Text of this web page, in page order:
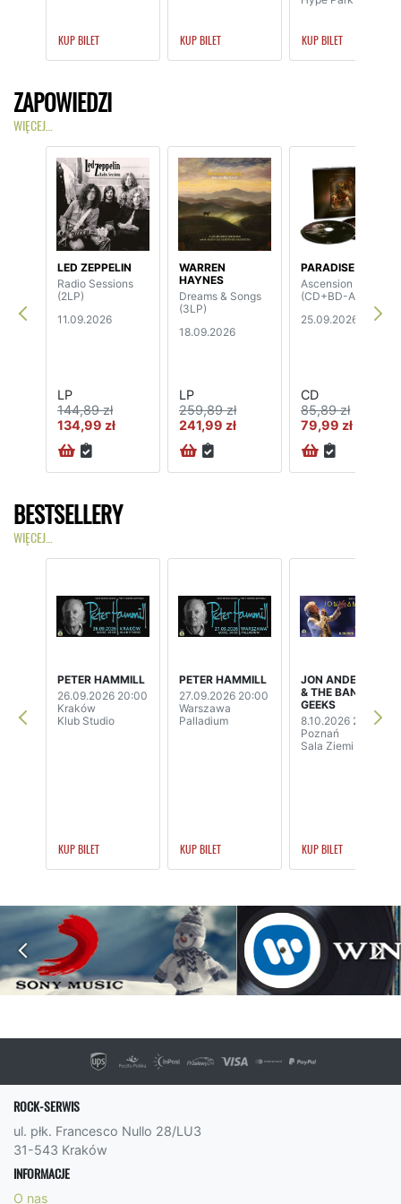
KUP BILET KUP BILET KUP BILET
ZAPOWIEDZI
WIĘCEJ…
LED ZEPPELIN
Radio Sessions
(2LP)
11.09.2026
LP
144,89 zł
134,99 zł
WARREN
HAYNES
Dreams & Songs
(3LP)
18.09.2026
LP
259,89 zł
241,99 zł
PARADISE LOST
Ascension
(CD+BD-Audio)
25.09.2026
CD
85,89 zł
79,99 zł
BESTSELLERY
WIĘCEJ…
PETER HAMMILL
26.09.2026 20:00
Kraków
Klub Studio
KUP BILET
PETER HAMMILL
27.09.2026 20:00
Warszawa
Palladium
KUP BILET
JON ANDERSON
& THE BAND
GEEKS
8.10.2026 20:00
Poznań
Sala Ziemi
KUP BILET
ROCK-SERWIS
ul. płk. Francesco Nullo 28/LU3
31-543 Kraków
INFORMACJE
O nas